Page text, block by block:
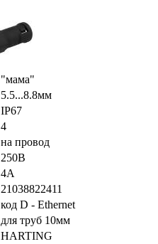
"мама"
5.5...8.8мм
IP67
4
на провод
250В
4А
21038822411
код D - Ethernet
для труб 10мм
HARTING